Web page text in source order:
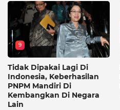
9
Tidak Dipakai Lagi Di
Indonesia, Keberhasilan
PNPM Mandiri Di
Kembangkan Di Negara
Lain